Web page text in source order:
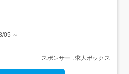
05 ～
スポンサー : 求人ボックス